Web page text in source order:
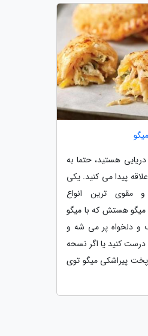
دریایی هستید، حتما به
پیدا می کنید. یکی
و مقوی ترین انواع
میگو هستش که با میگو
و دلخواه پر می شه و
درست کنید یا اگر نسحه
پیراشکی میگو توی